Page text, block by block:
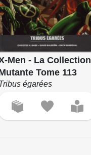
Men - La Collection
Tome 113
égarées